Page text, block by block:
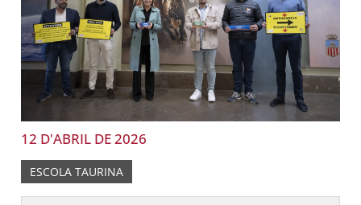
12 D'ABRIL DE 2026
ESCOLA TAURINA